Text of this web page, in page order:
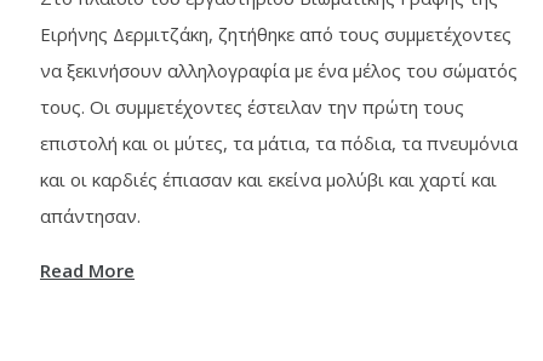
Ειρήνης Δερμιτζάκη, ζητήθηκε από τους συμμετέχοντες
να ξεκινήσουν αλληλογραφία με ένα μέλος του σώματός
τους. Οι συμμετέχοντες έστειλαν την πρώτη τους
επιστολή και οι μύτες, τα μάτια, τα πόδια, τα πνευμόνια
και οι καρδιές έπιασαν και εκείνα μολύβι και χαρτί και
απάντησαν.
Read More